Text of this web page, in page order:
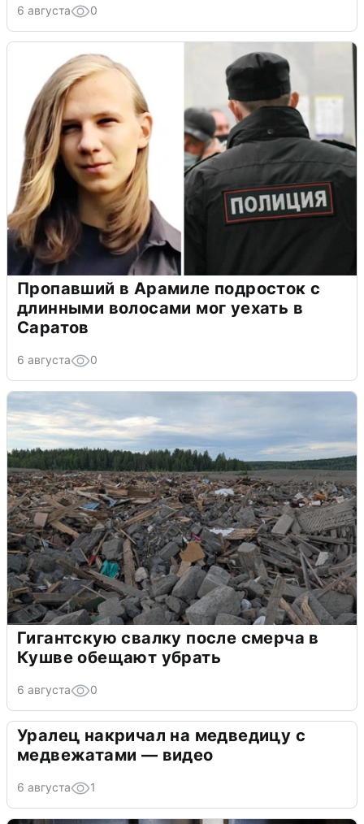
6 августа 0
Пропавший в Арамиле подросток с
длинными волосами мог уехать в
Саратов
6 августа 0
Гигантскую свалку после смерча в
Кушве обещают убрать
6 августа 0
Уралец накричал на медведицу с
медвежатами — видео
6 августа 1